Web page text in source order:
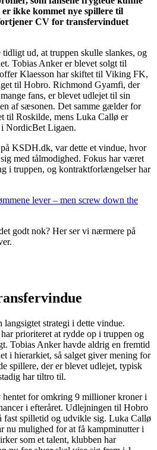
ikke kommet nye spillere til
CV for transfervinduet
tidligt ud, at truppen skulle slankes, og
Tobias Anker er blevet solgt til
Klaesson har skiftet til Viking FK,
til Hobro. Richmond Gyamfi, der
fans, er blevet udlejet til sin
af sæsonen. Det samme gælder for
til Roskilde, mens Luka Callø er
NordicBet Ligaen.
KSDH.dk, var dette et vindue, hvor
med tålmodighed. Fokus har været
i truppen, og kontraktforlængelser har
lever – men screw down the
godt nok? Her ser vi nærmere på
strategi i dette vindue.
prioriteret at rydde op i truppen og
Tobias Anker havde aldrig en fremtid
i hierarkiet, så salget giver mening for
spillere, der er blevet udlejet, typisk
har tiltro til.
for omkring 9 millioner kroner i
i efteråret. Udlejningen til Hobro
fast spilletid og udvikle sig. Luka Callø
nu mulighed for at få kampminutter i
som et talent, klubben har